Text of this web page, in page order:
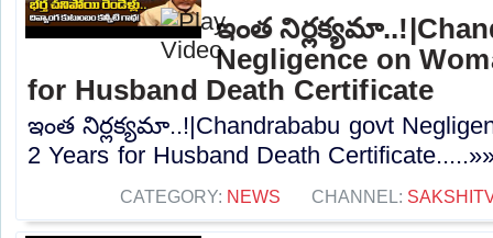
ఇంత
Negligence on
for Husband Death Certificate
ఇంత నిర్లక్యమా..!|Chandrababu govt
2 Years for Husband Death
CATEGORY: NEWS CHANNEL: